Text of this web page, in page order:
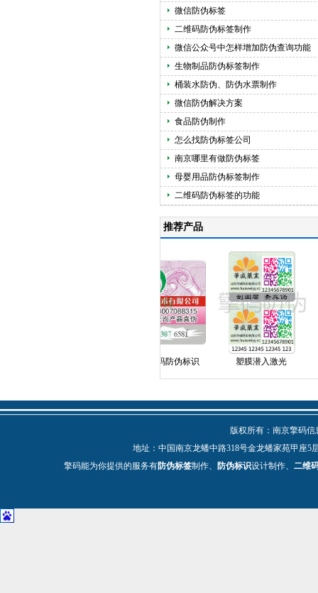
微信防伪标签
二维码防伪标签制作
微信公众号中怎样增加防伪查询功能
生物制品防伪标签制作
桶装水防伪、防伪水票制作
微信防伪解决方案
食品防伪制作
怎么找防伪标签公司
南京哪里有做防伪标签
母婴用品防伪标签制作
二维码防伪标签的功能
推荐产品
塑膜可变大小码防伪标识 塑膜潜入激光
版权所有：南京擎码
地址：中国南京龙蟠中路318号金龙蟠家苑甲座5
擎码能为你提供的服务有防伪标签制作、 防伪标识设计制作、 二维